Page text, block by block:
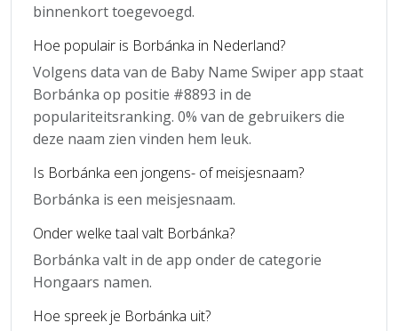
binnenkort toegevoegd.
Hoe populair is Borbánka in Nederland?
Volgens data van de Baby Name Swiper app staat
Borbánka op positie #8893 in de
populariteitsranking. 0% van de gebruikers die
deze naam zien vinden hem leuk.
Is Borbánka een jongens- of meisjesnaam?
Borbánka is een meisjesnaam.
Onder welke taal valt Borbánka?
Borbánka valt in de app onder de categorie
Hongaars namen.
Hoe spreek je Borbánka uit?